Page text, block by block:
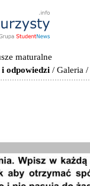
maturalne
odpowiedzi/ Galeria /